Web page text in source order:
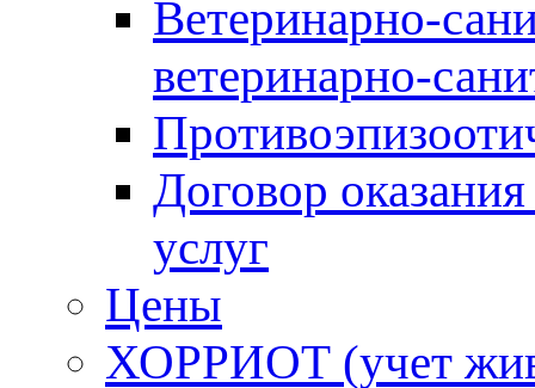
Ветеринарно-
ветеринарно-
Договор
услуг
Цены
ХОРРИОТ (учет